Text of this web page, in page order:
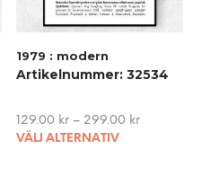
page
This
1979 : modern
Artikelnummer: 32534
129.00 kr– 299.00 kr
VÄLJ ALTERNATIV